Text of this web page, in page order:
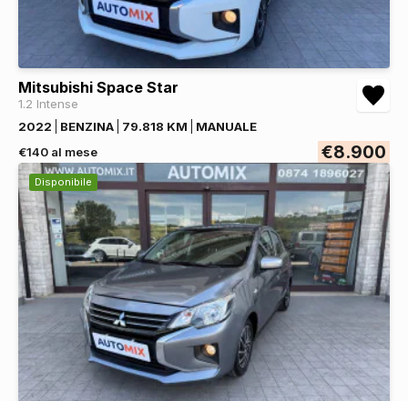
Mitsubishi Space Star
1.2 Intense
2022
BENZINA 79.818 KM
MANUALE
€140 al mese
€8.900
Disponibile